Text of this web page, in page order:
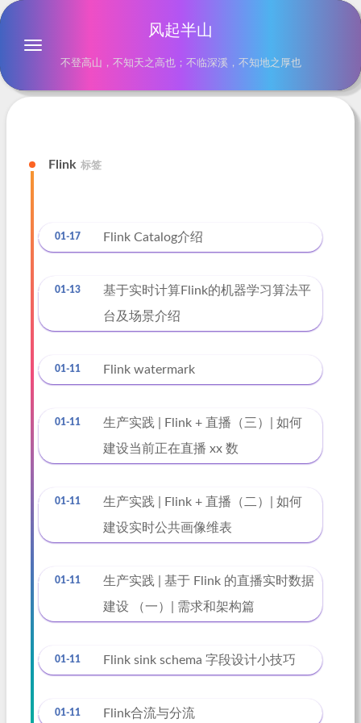
风起半山
不登高山，不知天之高也；不临深溪，不知地之厚也
Flink 标签
Flink Catalog介绍
01-17
基于实时计算Flink的机器学习算法平
台及场景介绍
01-13
Flink watermark
01-11
生产实践 | Flink + 直播（三）| 如何
建设当前正在直播 xx 数
01-11
生产实践 | Flink + 直播（二）| 如何
建设实时公共画像维表
01-11
生产实践 | 基于 Flink 的直播实时数据
建设 （一）| 需求和架构篇
01-11
Flink sink schema 字段设计小技巧
01-11
Flink合流与分流
01-11